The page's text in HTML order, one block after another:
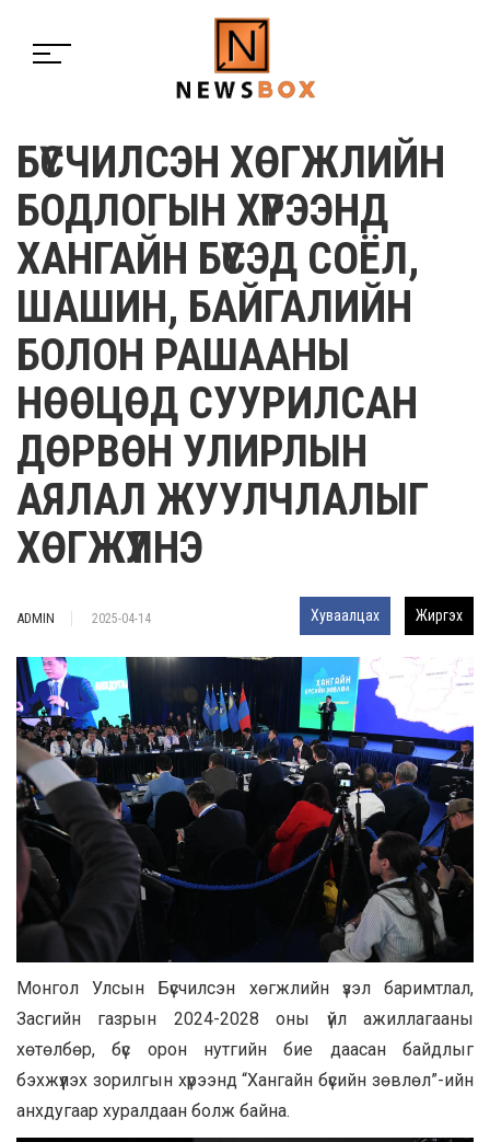
БҮСЧИЛСЭН ХӨГЖЛИЙН
БОДЛОГЫН ХҮРЭЭНД
ХАНГАЙН БҮСЭД СОЁЛ,
ШАШИН, БАЙГАЛИЙН
БОЛОН РАШААНЫ
НӨӨЦӨД СУУРИЛСАН
ДӨРВӨН УЛИРЛЫН
АЯЛАЛ ЖУУЛЧЛАЛЫГ
ХӨГЖҮҮЛНЭ
ADMIN 2025-04-14 Хуваалцах Жиргэх
Монгол Улсын Бүсчилсэн хөгжлийн үзэл баримтлал,
Засгийн газрын 2024-2028 оны үйл ажиллагааны
хөтөлбөр, бүс орон нутгийн бие даасан байдлыг
бэхжүүлэх зорилгын хүрээнд “Хангайн бүсийн зөвлөл”-ийн
анхдугаар хуралдаан болж байна.